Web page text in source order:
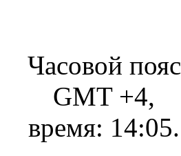
Часовой пояс
GMT +4,
время: 14:05.